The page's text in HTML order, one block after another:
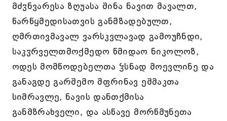
მძჳნვარესა ზღუასა შინა ნავით მავალთ,
წარწყმედისათვის განმზადებულთ,
ღმრთივმავალ ვარსკვლავად გამოუჩნდი,
საკჳრველთმოქმედო წმიდაო ნიკოლოზ,
ოდეს მომწოდებელთა ჴსნად მოევლინე და
განაგდე გარშემო მფრინავ ეშმაკთა
სიმრავლე, ნავის დანთქმისა
განმზრახველი, და ასწავე მორწმუნეთა